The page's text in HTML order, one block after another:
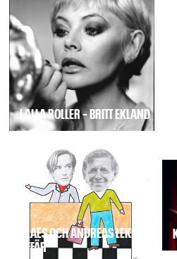
I ALLA ROLLER – BRITT EKLAND
CLAES OCH ANDREAS LEKER
AFFÄR